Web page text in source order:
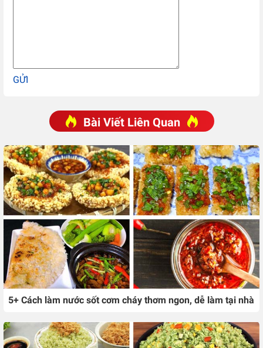
GỬI
Bài Viết Liên Quan
5+ Cách làm nước sốt cơm cháy thơm ngon, dễ làm tại nhà